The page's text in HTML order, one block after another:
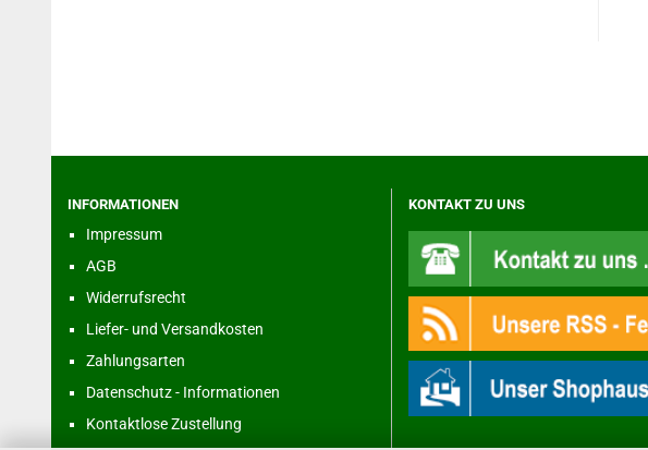
INFORMATIONEN
Impressum
AGB
Widerrufsrecht
Liefer- und Versandkosten
Zahlungsarten
Datenschutz - Informationen
Kontaktlose Zustellung
KONTAKT ZU UNS